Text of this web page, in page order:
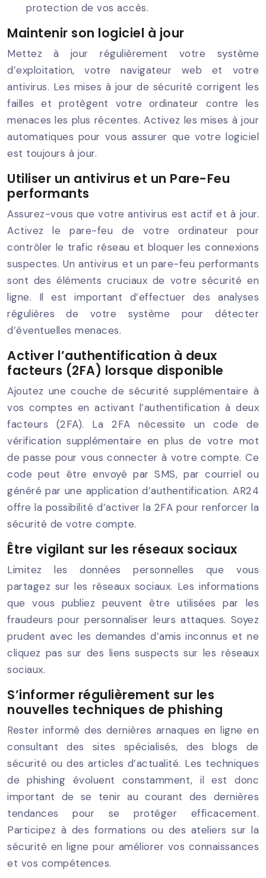
protection de vos accès.
Maintenir son logiciel à jour
Mettez à jour régulièrement votre système
d’exploitation, votre navigateur web et votre
antivirus. Les mises à jour de sécurité corrigent les
failles et protègent votre ordinateur contre les
menaces les plus récentes. Activez les mises à jour
automatiques pour vous assurer que votre logiciel
est toujours à jour.
Utiliser un antivirus et un Pare-Feu
performants
Assurez-vous que votre antivirus est actif et à jour.
Activez le pare-feu de votre ordinateur pour
contrôler le trafic réseau et bloquer les connexions
suspectes. Un antivirus et un pare-feu performants
sont des éléments cruciaux de votre sécurité en
ligne. Il est important d’effectuer des analyses
régulières de votre système pour détecter
d’éventuelles menaces.
Activer l’authentification à deux
facteurs (2FA) lorsque disponible
Ajoutez une couche de sécurité supplémentaire à
vos comptes en activant l’authentification à deux
facteurs (2FA). La 2FA nécessite un code de
vérification supplémentaire en plus de votre mot
de passe pour vous connecter à votre compte. Ce
code peut être envoyé par SMS, par courriel ou
généré par une application d’authentification. AR24
offre la possibilité d’activer la 2FA pour renforcer la
sécurité de votre compte.
Être vigilant sur les réseaux sociaux
Limitez les données personnelles que vous
partagez sur les réseaux sociaux. Les informations
que vous publiez peuvent être utilisées par les
fraudeurs pour personnaliser leurs attaques. Soyez
prudent avec les demandes d’amis inconnus et ne
cliquez pas sur des liens suspects sur les réseaux
sociaux.
S’informer régulièrement sur les
nouvelles techniques de phishing
Rester informé des dernières arnaques en ligne en
consultant des sites spécialisés, des blogs de
sécurité ou des articles d’actualité. Les techniques
de phishing évoluent constamment, il est donc
important de se tenir au courant des dernières
tendances pour se protéger efficacement.
Participez à des formations ou des ateliers sur la
sécurité en ligne pour améliorer vos connaissances
et vos compétences.